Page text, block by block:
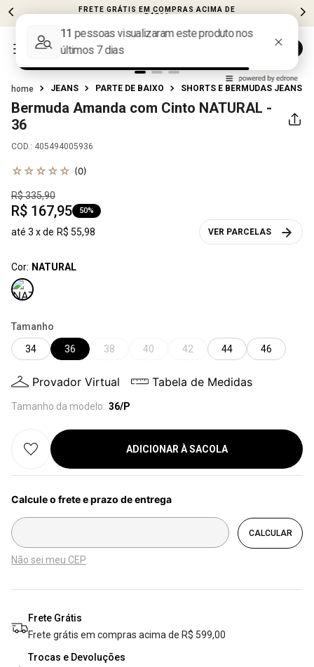
FRETE GRÁTIS EM COMPRAS ACIMA DE
R$599
JEANS PARTE DE BAIXO SHORTS E BERMUDAS JEANS
Bermuda Amanda com Cinto NATURAL -
36
COD.: 405494005936
☆ ☆ ☆ ☆ ☆ (0)
R$335,90
R$ 167,95 50%
até 3 x de R$ 55,98 VER PARCELAS
Cor: NATURAL
Tamanho
34
36 38 40 42 44 46
Provador Virtual Tabela de Medidas
Tamanho da modelo: 36/P
ADICIONAR À SACOLA
Não sei meu CEP
Frete Grátis
Frete grátis em compras acima de R$ 599,00
Trocas e Devoluções